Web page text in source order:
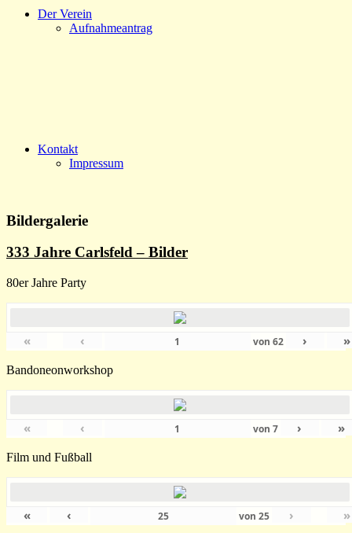
Der Verein
Aufnahmeantrag
Kontakt
Impressum
Bildergalerie
333 Jahre Carlsfeld – Bilder
80er Jahre Party
« ‹ von 62 › »
Bandoneonworkshop
« ‹ von 7 › »
Film und Fußball
« ‹ von25 › »